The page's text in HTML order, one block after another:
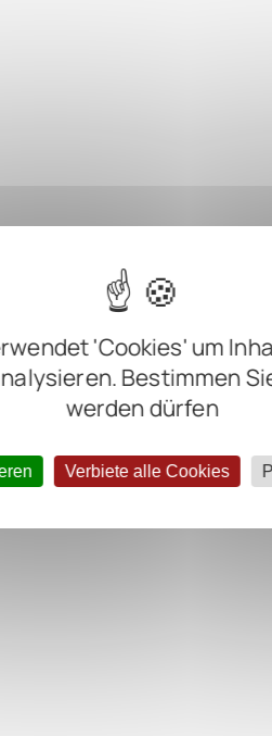
'Cookies' um
Bestimmen
werden dürfen
Verbiete alle Cookies